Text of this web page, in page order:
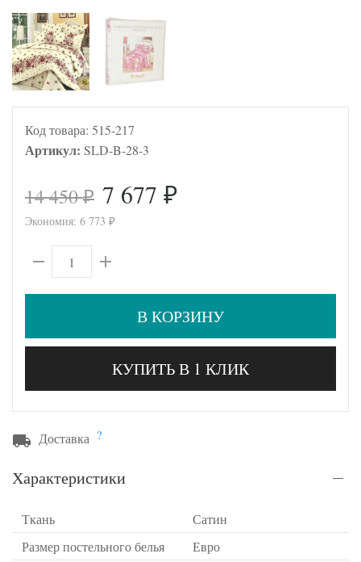
Код товара: 515-217
Артикул: SLD-B-28-3
14 450₽ 7 677 ₽
Экономия: 6 773 ₽
В КОРЗИНУ
КУПИТЬ В 1 КЛИК
Доставка ?
Характеристики
Ткань
Сатин
Размер постельного белья
Евро